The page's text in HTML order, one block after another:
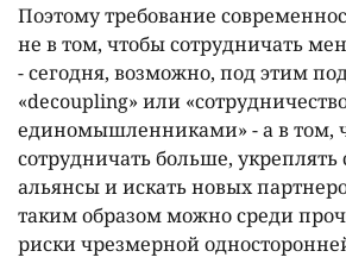
Поэтому требование
не в том, чтобы сотрудничать
- сегодня, возможно, под этим
«decoupling» или
единомышленниками» - а в том,
сотрудничать больше,
альянсы и искать новых
таким образом можно среди
риски чрезмерной